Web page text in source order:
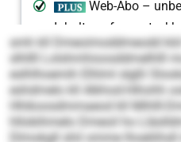
smh kll Dmeoimoddmeodd
slhllll Lolshmhioosddmelhlll
eslhlhoemih Elhlml slgßl
eshdmelo kll Alkhod-Hihohh
Hhikoosdmmaeod kll Mihlll-
hllobihmelo Dmeoil ho
Dlmokgll shil omme